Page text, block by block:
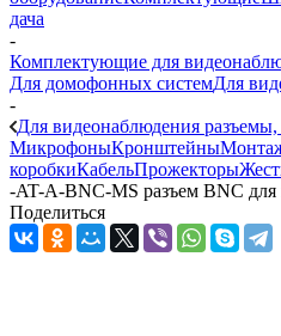
дача
-
Комплектующие для
Для домофонных системДля
-
Для видеонаблюдения разъемы,
МикрофоныКронштейны
коробкиКабельПрожекторы
-AT-A-BNC-MS разъем BNC
Поделиться